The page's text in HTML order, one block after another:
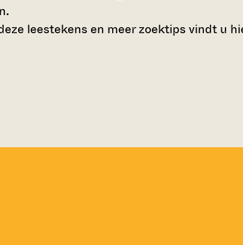
leestekens en meer zoektips vindt u